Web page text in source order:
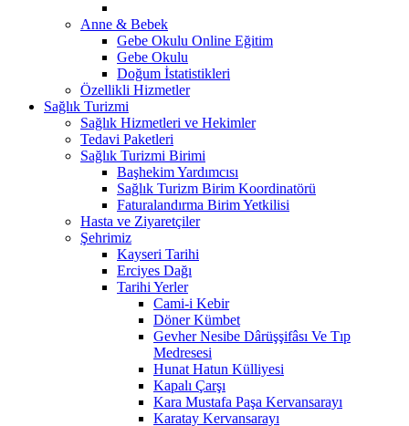
Anne & Bebek
Gebe Okulu Online Eğitim
Gebe Okulu
Doğum İstatistikleri
Özellikli Hizmetler
Sağlık Turizmi
Sağlık Hizmetleri ve Hekimler
Tedavi Paketleri
Sağlık Turizmi Birimi
Başhekim Yardımcısı
Sağlık Turizm Birim Koordinatörü
Faturalandırma Birim Yetkilisi
Hasta ve Ziyaretçiler
Şehrimiz
Kayseri Tarihi
Erciyes Dağı
Tarihi Yerler
Cami-i Kebir
Döner Kümbet
Gevher Nesibe Dârüşşifâsı Ve Tıp
Medresesi
Hunat Hatun Külliyesi
Kapalı Çarşı
Kara Mustafa Paşa Kervansarayı
Karatay Kervansarayı